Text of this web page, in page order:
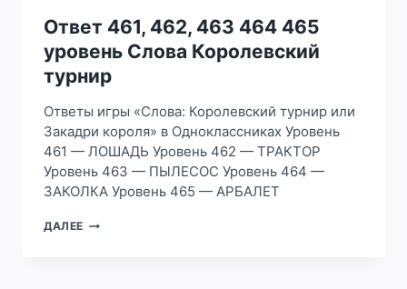
УРОВЕНЬ
СЛОВА
КОРОЛЕВСКИЙ
ТУРНИР
Ответ 461, 462, 463 464 465
уровень Слова Королевский
турнир
Ответы игры «Слова: Королевский турнир или
Закадри короля» в Одноклассниках Уровень
461 — ЛОШАДЬ Уровень 462 — ТРАКТОР
Уровень 463 — ПЫЛЕСОС Уровень 464 —
ЗАКОЛКА Уровень 465 — АРБАЛЕТ
ДАЛЕЕ ОТВЕТ